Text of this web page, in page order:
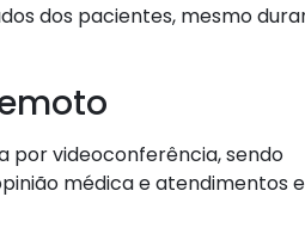
dos pacientes, mesmo
por videoconferência, sendo
médica e atendimentos